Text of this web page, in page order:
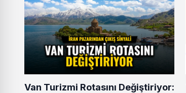
Van Turizmi Rotasını Değiştiriyor: